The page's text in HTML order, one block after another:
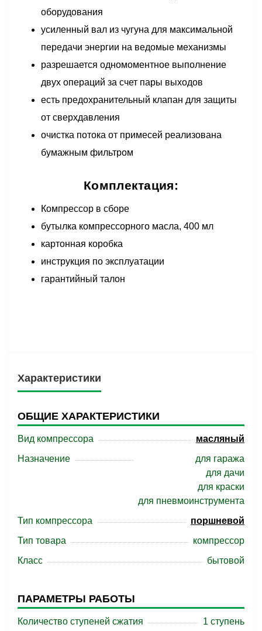
оборудования
усиленный вал из чугуна для максимальной
передачи энергии на ведомые механизмы
разрешается одномоментное выполнение
двух операций за счет пары выходов
есть предохранительный клапан для защиты
от сверхдавления
очистка потока от примесей реализована
бумажным фильтром
Комплектация:
Компрессор в сборе
бутылка компрессорного масла, 400 мл
картонная коробка
инструкция по эксплуатации
гарантийный талон
Характеристики
ОБЩИЕ ХАРАКТЕРИСТИКИ
Вид компрессора
масляный
Назначение
для гаража
для дачи
для краски
для пневмоинструмента
Тип компрессора
поршневой
Тип товара
компрессор
Класс
бытовой
ПАРАМЕТРЫ РАБОТЫ
Количество ступеней сжатия 1 ступень